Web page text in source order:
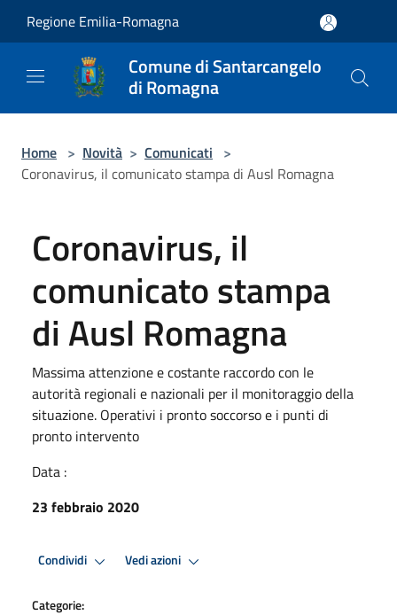
Regione Emilia-Romagna
Comune di Santarcangelo
di Romagna
Home > Novità > Comunicati >
Coronavirus, il comunicato stampa di Ausl Romagna
Coronavirus, il
comunicato stampa
di Ausl Romagna
Massima attenzione e costante raccordo con le
autorità regionali e nazionali per il monitoraggio della
situazione. Operativi i pronto soccorso e i punti di
pronto intervento
Data :
23 febbraio 2020
Condividi Vedi azioni
Categorie: